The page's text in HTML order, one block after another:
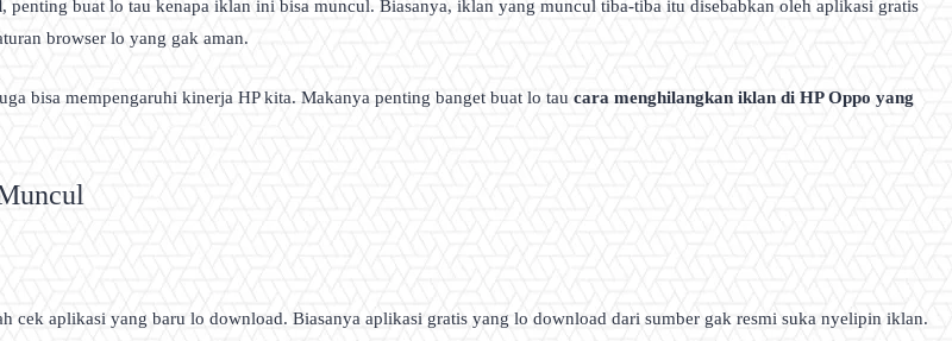
, penting buat lo tau kenapa iklan ini bisa muncul. Biasanya, iklan yang muncul tiba-tiba itu disebabkan oleh aplikasi gratis
browser lo yang gak aman.
bisa mempengaruhi kinerja HP kita. Makanya penting banget buat lo tau cara menghilangkan iklan di HP Oppo yang
cek aplikasi yang baru lo download. Biasanya aplikasi gratis yang lo download dari sumber gak resmi suka nyelipin iklan.